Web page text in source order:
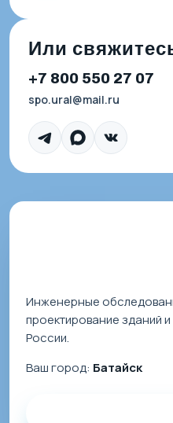
Или
+7 800 550 27 07
spo.ural@mail.ru
Инженерные
проектирование зданий
России.
Ваш город: Батайск